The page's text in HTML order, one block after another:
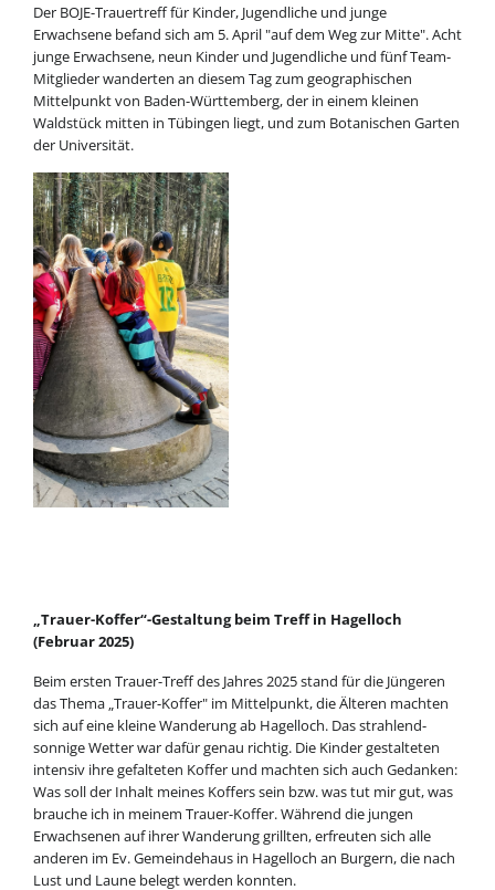
Der BOJE-Trauertreff für Kinder, Jugendliche und junge
Erwachsene befand sich am 5. April "auf dem Weg zur Mitte". Acht
junge Erwachsene, neun Kinder und Jugendliche und fünf Team-
Mitglieder wanderten an diesem Tag zum geographischen
Mittelpunkt von Baden-Württemberg, der in einem kleinen
Waldstück mitten in Tübingen liegt, und zum Botanischen Garten
der Universität.
„Trauer-Koffer“-Gestaltung beim Treff in Hagelloch
(Februar 2025)
Beim ersten Trauer-Treff des Jahres 2025 stand für die Jüngeren
das Thema „Trauer-Koffer" im Mittelpunkt, die Älteren machten
sich auf eine kleine Wanderung ab Hagelloch. Das strahlend-
sonnige Wetter war dafür genau richtig. Die Kinder gestalteten
intensiv ihre gefalteten Koffer und machten sich auch Gedanken:
Was soll der Inhalt meines Koffers sein bzw. was tut mir gut, was
brauche ich in meinem Trauer-Koffer. Während die jungen
Erwachsenen auf ihrer Wanderung grillten, erfreuten sich alle
anderen im Ev. Gemeindehaus in Hagelloch an Burgern, die nach
Lust und Laune belegt werden konnten.